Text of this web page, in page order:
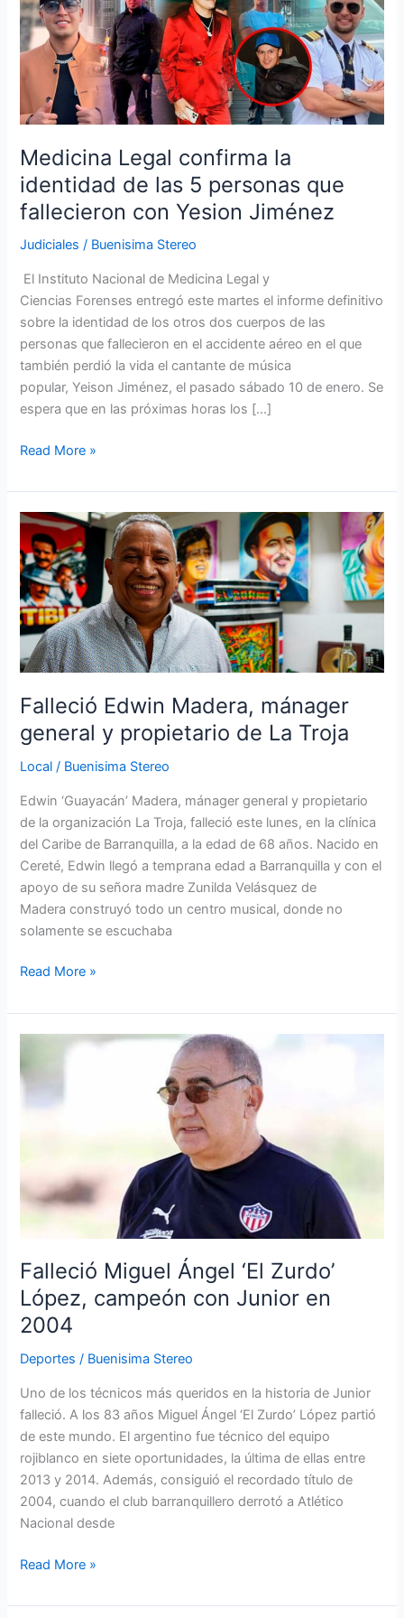
Medicina Legal confirma la
identidad de las 5 personas que
fallecieron con Yesion Jiménez
Judiciales / Buenisima Stereo
El Instituto Nacional de Medicina Legal y
Ciencias Forenses entregó este martes el informe definitivo
sobre la identidad de los otros dos cuerpos de las
personas que fallecieron en el accidente aéreo en el que
también perdió la vida el cantante de música
popular, Yeison Jiménez, el pasado sábado 10 de enero. Se
espera que en las próximas horas los […]
confirma
la
identidad
5
personas
que
fallecieron
con
Jiménez
Read More »
Falleció Edwin Madera, mánager
general y propietario de La Troja
Local / Buenisima Stereo
Edwin ‘Guayacán’ Madera, mánager general y propietario
de la organización La Troja, falleció este lunes, en la clínica
del Caribe de Barranquilla, a la edad de 68 años. Nacido en
Cereté, Edwin llegó a temprana edad a Barranquilla y con el
apoyo de su señora madre Zunilda Velásquez de
Madera construyó todo un centro musical, donde no
solamente se escuchaba
Falleció
Edwin
Madera,
mánager
general
y
propietario
de
La
Troja
Read More »
Falleció Miguel Ángel ‘El Zurdo’
López, campeón con Junior en
2004
Deportes / Buenisima Stereo
Uno de los técnicos más queridos en la historia de Junior
falleció. A los 83 años Miguel Ángel ‘El Zurdo’ López partió
de este mundo. El argentino fue técnico del equipo
rojiblanco en siete oportunidades, la última de ellas entre
2013 y 2014. Además, consiguió el recordado título de
2004, cuando el club barranquillero derrotó a Atlético
Nacional desde
‘El
campeón
con
Junior
2004
Read More »